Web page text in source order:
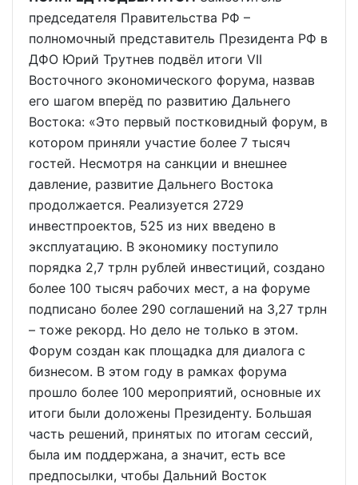
председателя Правительства РФ –
полномочный представитель Президента РФ в
ДФО Юрий Трутнев подвёл итоги VII
Восточного экономического форума, назвав
его шагом вперёд по развитию Дальнего
Востока: «Это первый постковидный форум, в
котором приняли участие более 7 тысяч
гостей. Несмотря на санкции и внешнее
давление, развитие Дальнего Востока
продолжается. Реализуется 2729
инвестпроектов, 525 из них введено в
эксплуатацию. В экономику поступило
порядка 2,7 трлн рублей инвестиций, создано
более 100 тысяч рабочих мест, а на форуме
подписано более 290 соглашений на 3,27 трлн
– тоже рекорд. Но дело не только в этом.
Форум создан как площадка для диалога с
бизнесом. В этом году в рамках форума
прошло более 100 мероприятий, основные их
итоги были доложены Президенту. Большая
часть решений, принятых по итогам сессий,
была им поддержана, а значит, есть все
предпосылки, чтобы Дальний Восток